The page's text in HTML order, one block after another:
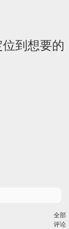
到想要的
全部
评论